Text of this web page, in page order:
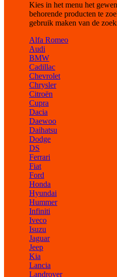
Kies in het menu het
behorende producten te
gebruik maken van de
Alfa Romeo
Audi
BMW
Cadillac
Chevrolet
Chrysler
Citroën
Cupra
Dacia
Daewoo
Daihatsu
Dodge
DS
Ferrari
Fiat
Ford
Honda
Hyundai
Hummer
Infiniti
Iveco
Isuzu
Jaguar
Jeep
Kia
Lancia
Landrover